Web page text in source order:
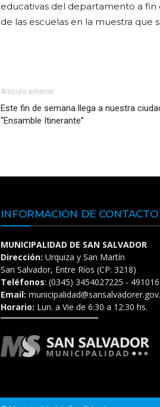
educativas del departamento a
de las escuelas en la muestra que
Artículo anterior
Este fin de semana llega a nuestra
“Ensamble Itinerante”
INFORMACIÓN DE CONTACTO
MUNICIPALIDAD DE SAN SALVADOR
Dirección: Urquiza y San Martín
San Salvador, Entre Ríos (CP: 3218)
Teléfonos: (0345) 3454027225 -
Email:
Horario: Lun. a Vie de 6:30 a 12:30 hs.